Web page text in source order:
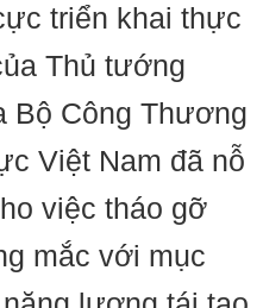
triển khai thực
Thủ tướng
Bộ Công Thương
Việt Nam đã nỗ
việc tháo gỡ
mắc với mục